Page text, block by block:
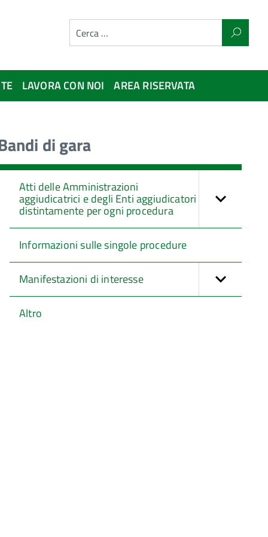
LAVORA CON NOI
AREA RISERVATA
di gara
Atti delle Amministrazioni
aggiudicatrici e degli Enti aggiudicatori
distintamente per ogni procedura
Informazioni sulle singole procedure
Manifestazioni di interesse
Altro